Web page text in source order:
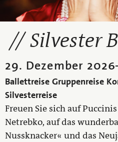
Silvester
29. Dezember 2026
Ballettreise Gruppenreise
Silvesterreise
Freuen Sie sich auf
Netrebko, auf das
Nussknacker« und das